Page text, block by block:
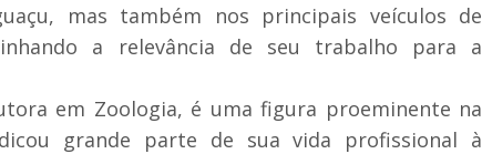
mas também nos principais veículos de
a relevância de seu trabalho para a
em Zoologia, é uma figura proeminente na
grande parte de sua vida profissional à